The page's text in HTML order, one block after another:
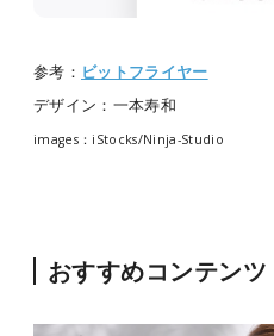
参考： ビットフライヤー
デザイン：一本寿和
images：iStocks/Ninja-Studio
おすすめコンテンツ